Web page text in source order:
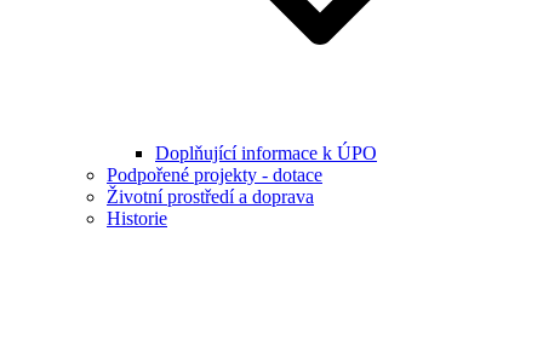
Doplňující informace k ÚPO
Podpořené projekty - dotace
Životní prostředí a doprava
Historie